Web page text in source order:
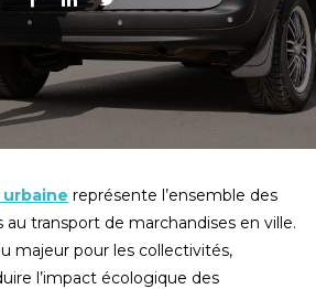
représente l’ensemble des
au transport de marchandises en ville.
majeur pour les collectivités,
l’impact écologique des